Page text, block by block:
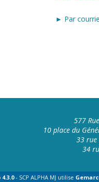
► Par
577
10 place du
33 rue
34
- SCP ALPHA MJ utilise